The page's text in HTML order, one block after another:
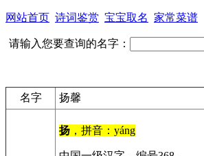
网站首页 诗词鉴赏 宝宝取名 家常菜谱
请输入您要查询的名字：
名字 扬馨
扬 ，拼音：yáng